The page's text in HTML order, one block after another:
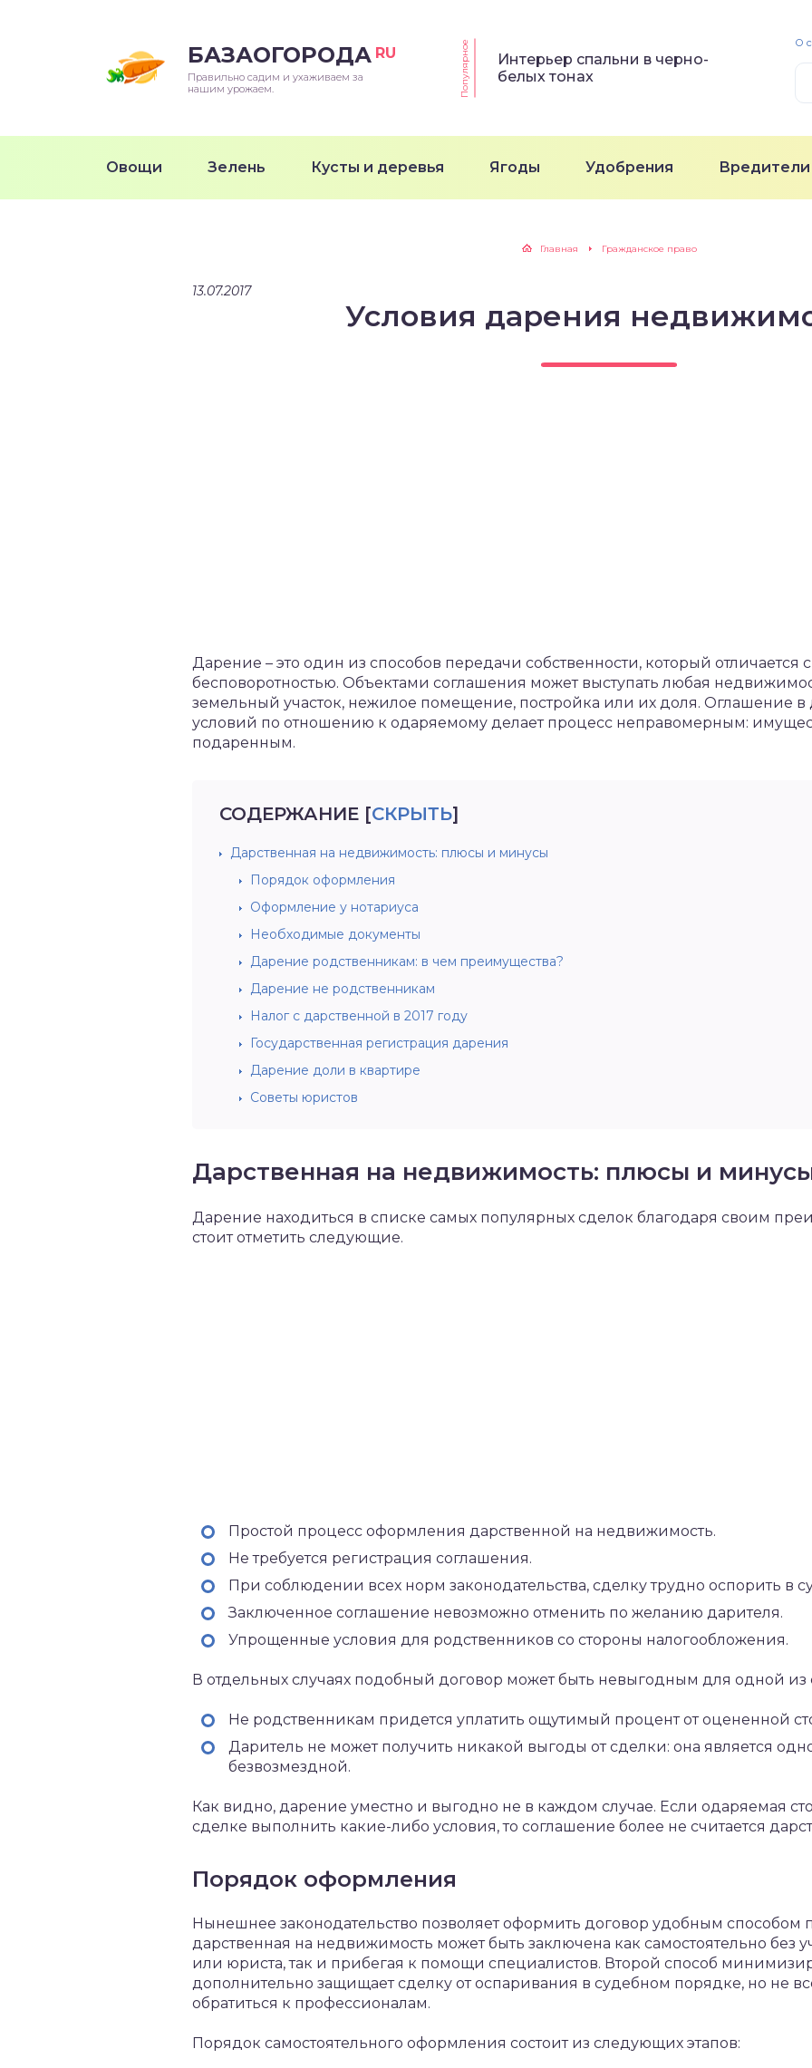
БАЗАОГОРОДА RU
Правильно садим и ухаживаем за
нашим урожаем.
Популярное
Интерьер спальни в черно-
белых тонах
Овощи Зелень Кусты и деревья Ягоды Удобрения Вредители
О
Главная Гражданское право
13.07.2017
Условия дарения
Дарение – это один из способов передачи собственности, который отличается
бесповоротностью. Объектами соглашения может выступать любая
земельный участок, нежилое помещение, постройка или их доля. Оглашение в
условий по отношению к одаряемому делает процесс неправомерным:
подаренным.
СОДЕРЖАНИЕ [СКРЫТЬ]
Дарственная на недвижимость: плюсы и минусы
Порядок оформления
Оформление у нотариуса
Необходимые документы
Дарение родственникам: в чем преимущества?
Дарение не родственникам
Налог с дарственной в 2017 году
Государственная регистрация дарения
Дарение доли в квартире
Советы юристов
Дарственная на недвижимость: плюсы и
Дарение находиться в списке самых популярных сделок благодаря своим
стоит отметить следующие.
Простой процесс оформления дарственной на недвижимость.
Не требуется регистрация соглашения.
При соблюдении всех норм законодательства, сделку трудно оспорить в
Заключенное соглашение невозможно отменить по желанию дарителя.
Упрощенные условия для родственников со стороны налогообложения.
В отдельных случаях подобный договор может быть невыгодным для одной из
Не родственникам придется уплатить ощутимый процент от оцененной
Даритель не может получить никакой выгоды от сделки: она является
безвозмездной.
Как видно, дарение уместно и выгодно не в каждом случае. Если одаряемая
сделке выполнить какие-либо условия, то соглашение более не считается
Порядок оформления
Нынешнее законодательство позволяет оформить договор удобным способом
дарственная на недвижимость может быть заключена как самостоятельно без
или юриста, так и прибегая к помощи специалистов. Второй способ
дополнительно защищает сделку от оспаривания в судебном порядке, но не
обратиться к профессионалам.
Порядок самостоятельного оформления состоит из следующих этапов: